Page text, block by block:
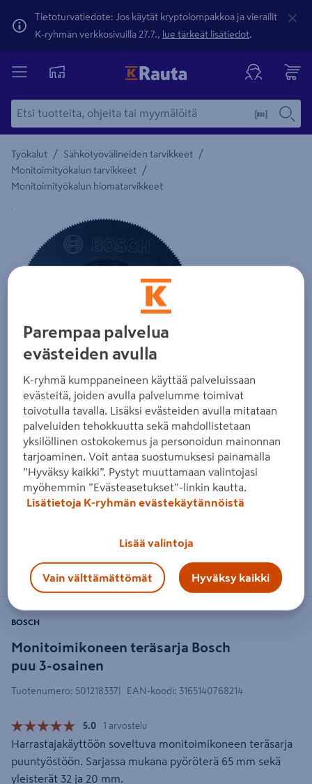
Tietoturvatiedote: Jos käytät kryptolompakkoa ja vierailit
K-ryhmän verkkosivuilla 27.7., lue tärkeät lisätiedot.
Työkalut / Sähkötyövälineiden tarvikkeet /
Monitoimityökalun tarvikkeet /
Monitoimityökalun hiomatarvikkeet
Yksityiskohtainen kuvaus löytyy Tuotteen kuvaus -
Edellinen
Monitoimikoneen teräsarja Bosch
puu 3-osainen
BOSCH
Tuotenumero: 501218337 EAN-koodi: 3165140768214
5.0 1 arvostelu
Harrastajakäyttöön soveltuva monitoimikoneen teräsarja
puuntyöstöön. Sarjassa mukana pyöröterä 65 mm sekä
yleisterät 32 ja 20 mm.
Parempaa palvelua
evästeiden avulla
K-ryhmä kumppaneineen käyttää palveluissaan
evästeitä, joiden avulla palvelumme toimivat
toivotulla tavalla. Lisäksi evästeiden avulla mitataan
palveluiden tehokkuutta sekä mahdollistetaan
yksilöllinen ostokokemus ja personoidun mainonnan
tarjoaminen. Voit antaa suostumuksesi painamalla
”Hyväksy kaikki”. Pystyt muuttamaan valintojasi
myöhemmin ”Evästeasetukset”-linkin kautta.
Lisätietoja K-ryhmän evästekäytännöistä
Lisää valintoja
Vain välttämättömät Hyväksy kaikki